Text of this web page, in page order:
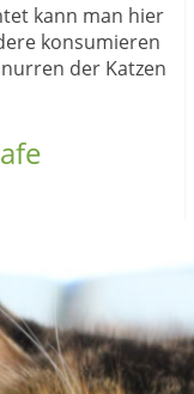
kann man hier
konsumieren
der Katzen